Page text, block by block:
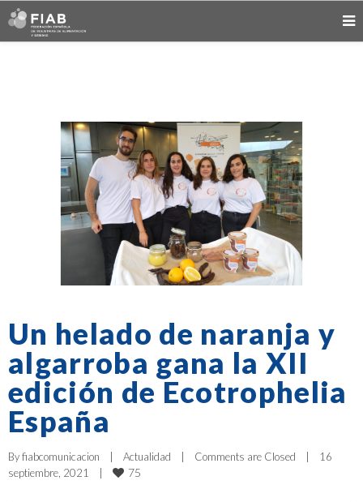
Un helado de naranja y
algarroba gana la XII
edición de Ecotrophelia
España
By fiabcomunicacion Actualidad Comments are Closed
16
septiembre, 2021
75